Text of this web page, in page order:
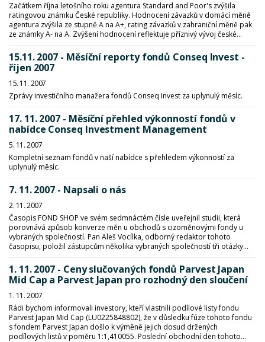
Začátkem října letošního roku agentura Standard and Poor's zvýšila
ratingovou známku České republiky. Hodnocení závazků v domácí měně
agentura zvýšila ze stupně A na A+, rating závazků v zahraniční měně pak
ze známky A- na A. Zvýšení hodnocení reflektuje příznivý vývoj české...
15.11. 2007 - Měsíční reporty fondů Conseq Invest -
říjen 2007
15. 11. 2007
Zprávy investičního manažera fondů Conseq Invest za uplynulý měsíc.
17. 11. 2007 - Měsíční přehled výkonností fondů v
nabídce Conseq Investment Management
5. 11. 2007
Kompletní seznam fondů v naší nabídce s přehledem výkonností za
uplynulý měsíc.
7. 11. 2007 - Napsali o nás
2. 11. 2007
Časopis FOND SHOP ve svém sedmnáctém čísle uveřejnil studii, která
porovnává způsob konverze měn u obchodů s cizoměnovými fondy u
vybraných společností. Pan Aleš Vocílka, odborný redaktor tohoto
časopisu, položil zástupcům několika vybraných společností tři otázky...
1. 11. 2007 - Ceny slučovaných fondů Parvest Japan
Mid Cap a Parvest Japan pro rozhodný den sloučení
1. 11. 2007
Rádi bychom informovali investory, kteří vlastnili podílové listy fondu
Parvest Japan Mid Cap (LU0225848802), že v důsledku fúze tohoto fondu
s fondem Parvest Japan došlo k výměně jejich dosud držených
podílových listů v poměru 1:1,410055. Poslední obchodní den tohoto...